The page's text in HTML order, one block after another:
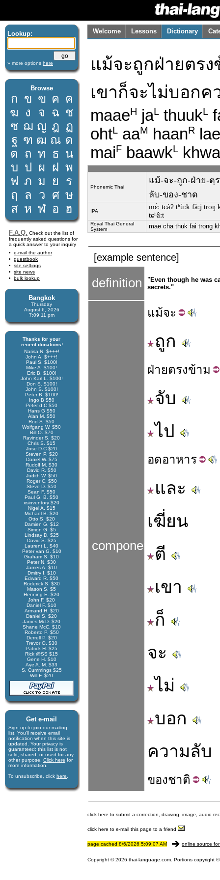
Lookup:
» more options here
Browse
ก ข ฃ ค ฅ
ฆ ง จ ฉ ช
ซ ฌ ญ ฎ ฏ
ฐ ฑ ฒ ณ ด
ต ถ ท ธ น
บ ป ผ ฝ พ
ฟ ภ ม ย
ร
ฤ
ล ว ศ ษ
ส ห ฬ อ ฮ
F.A.Q. Check out the list of
frequently asked questions for
a quick answer to your inquiry
e-mail the author
guestbook
site settings
site news
bulk lookup
Bangkok
Thursday
August 6, 2026
7:09:12 pm
Thanks for your
recent donations!
Narisa N. $+++!
John A. $+++!
Paul S. $100!
Mike A. $100!
Eric B. $100!
John Karl L. $100!
Don S. $100!
John S. $100!
Peter B. $100!
Ingo B $50
Peter d C $50
Hans G $50
Alan M. $50
Rod S. $50
Wolfgang W. $50
Bill O. $70
Ravinder S. $20
Chris S. $15
Jose D-C $20
Steven P. $20
Daniel W. $75
Rudolf M. $30
David R. $50
Judith W. $50
Roger C. $50
Steve D. $50
Sean F. $50
Paul G. B. $50
xsinventory $20
Nigel A. $15
Michael B. $20
Otto S. $20
Damien G. $12
Simon G. $5
Lindsay D. $25
David S. $25
Laurent L. $40
Peter van G. $10
Graham S. $10
Peter N. $30
James A. $10
Dmitry I. $10
Edward R. $50
Roderick S. $30
Mason S. $5
Henning E. $20
John F. $20
Daniel F. $10
Armand H. $20
Daniel S. $20
James McD. $20
Shane McC. $10
Roberto P. $50
Derrell P. $20
Trevor O. $30
Patrick H. $25
Rick @SS $15
Gene H. $10
Aye A. M. $33
S. Cummings $25
Will F. $20
Get e-mail
Sign-up to join our mail­ing
list. You'll receive e­mail
notification when this site is
updated. Your privacy is
guaran­teed; this list is not
sold, shared, or used for any
other purpose. Click here for
more infor­mation.
To unsubscribe, click here
Welcome Lessons Dictionary
แม้จะถูกฝ่ายตร
เขาก็จะไม่บอก
maaeH jaL thuukL
ohtL aaM haanR lae
maiF baawkL
Phonemic Thai
แม้-จะ-ถูก-ฝ่าย-ตฺ
ลับ-ของ-ชาด
IPA
mɛ́ː tɕàʔ tʰùːk fàːj troŋ
tɕʰâːt
Royal Thai General
System
mae cha thuk fai trong
[example sentence]
definition
"Even though he was
secrets."
components
แม้จะ
ถูก
ฝ่ายตรงข้าม
จับ
ไป
อดอาหาร
และ
เฆี่ยน
ตี
เขา
ก็
จะ
ไม่
บอก
ความลับ
ของชาติ
click here to submit a correction, drawing, image, audio
click here to e-mail this page to a friend
page cached 8/6/2026 5:09:07 AM online source
Copyright © 2026 thai-language.com. Portions copyright